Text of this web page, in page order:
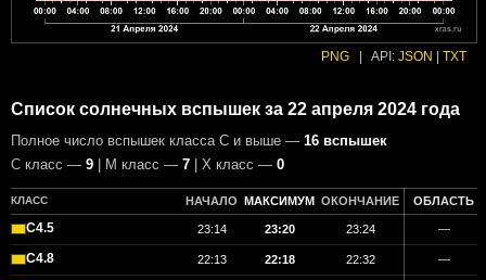
PNG API: JSON TXT
Список солнечных вспышек за 22 апреля 2024 года
Полное число вспышек класса C и выше — 16 вспышек
С класс — 9 | М класс — 7 | X класс — 0
КЛАСС НАЧАЛО МАКСИМУМ ОКОНЧАНИЕ ОБЛАСТЬ
C4.5 23:14 23:20 23:24 —
C4.8 22:13 22:18 22:32 —